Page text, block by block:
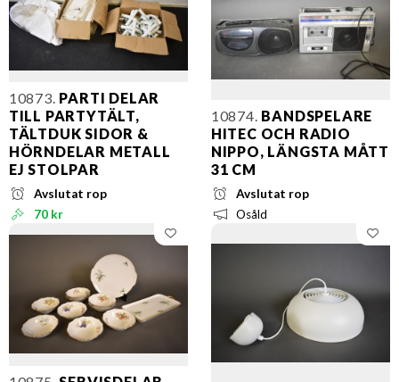
10873. PARTI DELAR
TILL PARTYTÄLT,
TÄLTDUK SIDOR &
HÖRNDELAR METALL
EJ STOLPAR
Avslutat rop
70 kr
10874. BANDSPELARE
HITEC OCH RADIO
NIPPO, LÄNGSTA MÅTT
31 CM
Avslutat rop
Osåld